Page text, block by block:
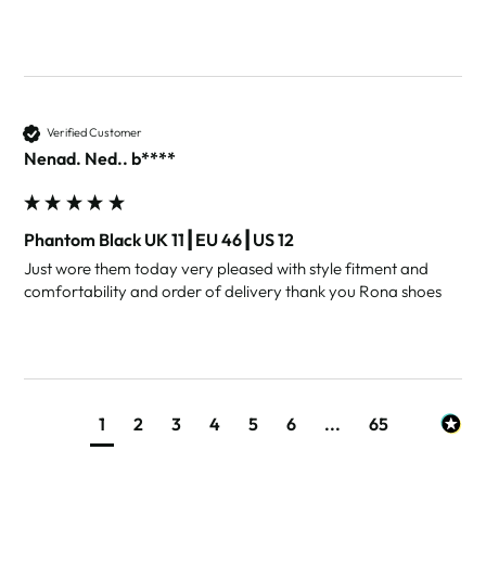
Verified Customer
Nenad. Ned.. b****
Phantom Black UK 11┃EU 46┃US 12
Just wore them today very pleased with style fitment and
comfortability and order of delivery thank you Rona shoes
1 2 3 4 5 6 ... 65